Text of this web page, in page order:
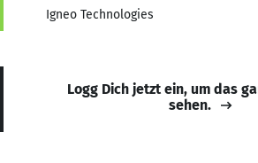
Igneo Technologies
Logg Dich jetzt ein, um das
sehen.